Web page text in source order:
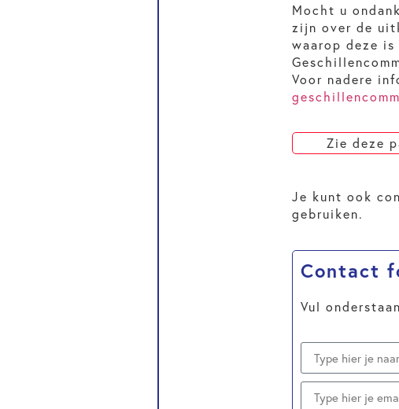
Mocht u
zijn over de
waarop deze
Voor nadere
Zie deze
Je kunt ook
gebruiken.
Contact
Vul